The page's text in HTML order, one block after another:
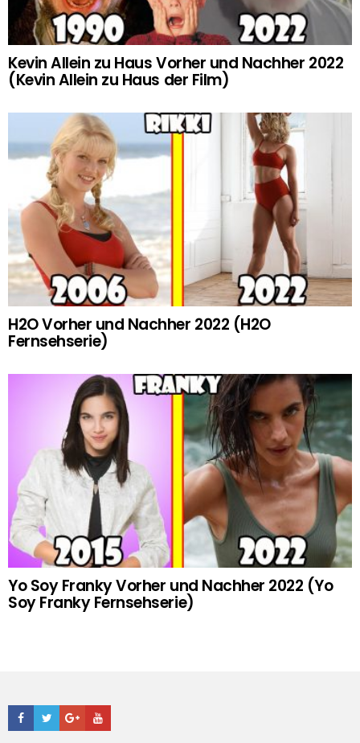
Kevin Allein zu Haus Vorher und Nachher 2022
(Kevin Allein zu Haus der Film)
H2O Vorher und Nachher 2022 (H2O
Fernsehserie)
Yo Soy Franky Vorher und Nachher 2022 (Yo
Soy Franky Fernsehserie)
Facebook
TwitterGoogle+Youtube